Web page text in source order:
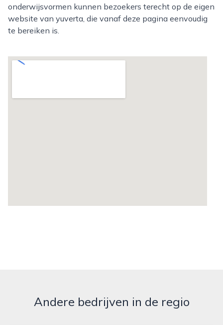
onderwijsvormen kunnen bezoekers terecht op de eigen
website van yuverta, die vanaf deze pagina eenvoudig
te bereiken is.
Andere bedrijven in de regio